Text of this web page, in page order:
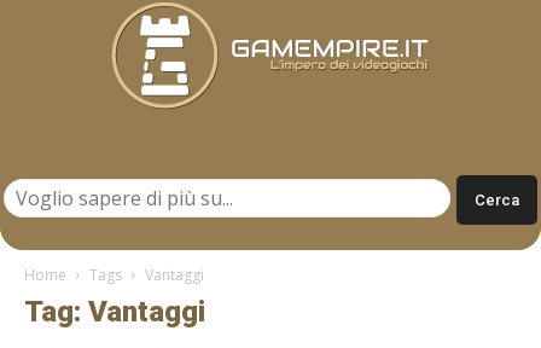
Home Tags Vantaggi
Tag: Vantaggi